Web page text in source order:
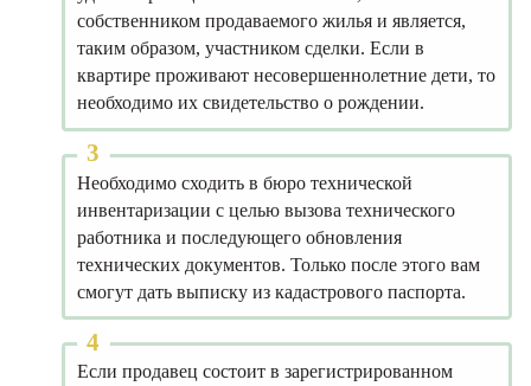
собственником продаваемого жилья и является,
таким образом, участником сделки. Если в
квартире проживают несовершеннолетние дети, то
необходимо их свидетельство о рождении.
Необходимо сходить в бюро технической
инвентаризации с целью вызова технического
работника и последующего обновления
технических документов. Только после этого вам
смогут дать выписку из кадастрового паспорта.
Если продавец состоит в зарегистрированном